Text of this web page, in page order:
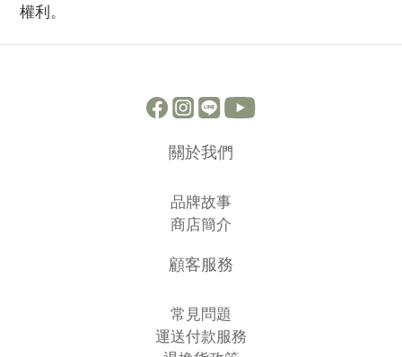
權利。
關於我們
品牌故事
商店簡介
顧客服務
常見問題
運送付款服務